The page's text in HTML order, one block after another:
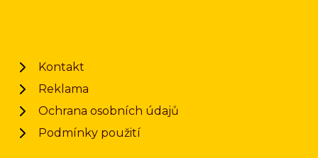
Kontakt
Reklama
Ochrana osobních údajů
Podmínky použití